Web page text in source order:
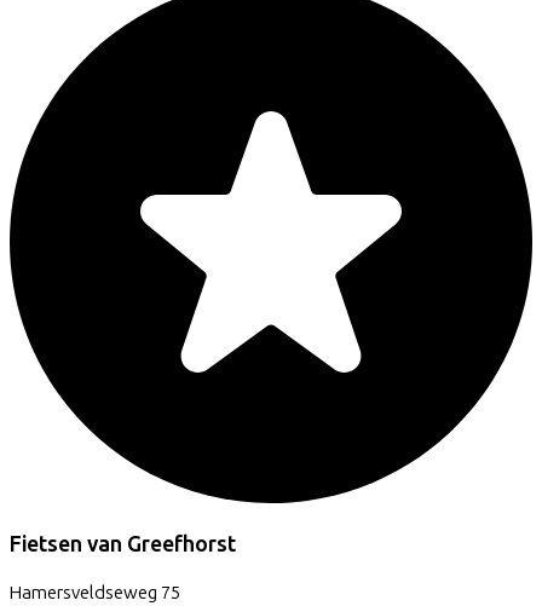
Fietsen van Greefhorst
Hamersveldseweg 75